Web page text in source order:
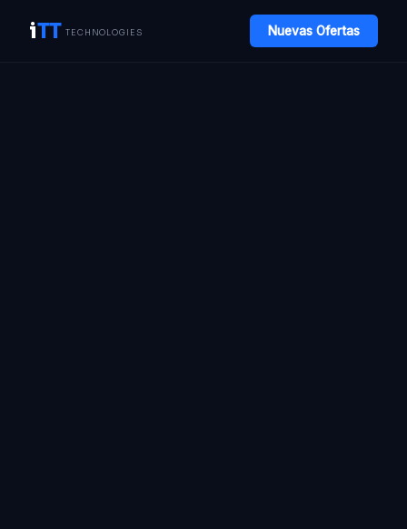
iTT TECHNOLOGIES Nuevas Ofertas